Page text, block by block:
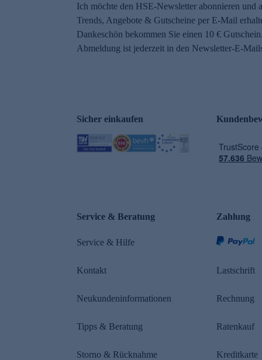
Ich möchte den HSE-Newsletter abonnieren und
Trends, Angebote & Gutscheine per E-Mail
Dankeschön bekommen Sie einen 10 €
Abmeldung ist jederzeit in den Newsletter-E-
Sicher einkaufen
Service & Beratung
Service & Hilfe
Kontakt
Neukundeninformationen
Tipps & Beratung
Storno & Rücknahme
Zahlung
Lastschrift
Rechnung
Ratenkauf
Kreditkarte